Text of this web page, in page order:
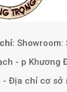
Showroom:
- p Khương
- Địa chỉ cơ sở